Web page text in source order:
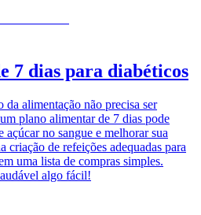
7 dias para diabéticos
alimentação não precisa ser
plano alimentar de 7 dias pode
no sangue e melhorar sua
criação de refeições adequadas para
uma lista de compras simples.
algo fácil!